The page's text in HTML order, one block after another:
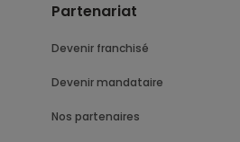
Partenariat
Devenir franchisé
Devenir mandataire
Nos partenaires